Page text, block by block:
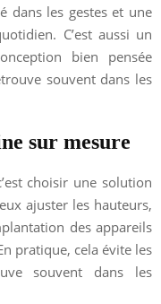
dans les gestes et une
C’est aussi un
bien pensée
souvent dans les
sur mesure
choisir une solution
ajuster les hauteurs,
des appareils
pratique, cela évite les
souvent dans les